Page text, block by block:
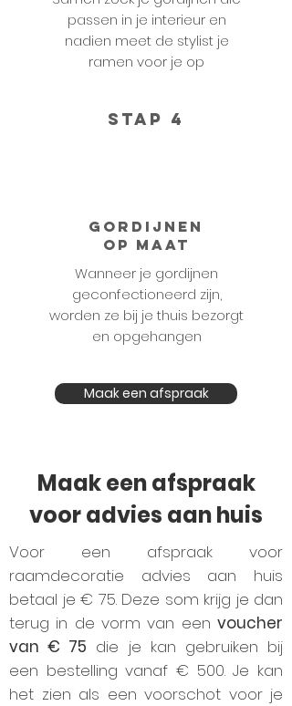
passen in je interieur en
nadien meet de stylist je
ramen voor je op
STAP 4
Gordijnen
op maat
Wanneer je gordijnen
geconfectioneerd zijn,
worden ze bij je thuis bezorgt
en opgehangen
Maak een afspraak
Maak een afspraak
voor advies aan huis
Voor een afspraak voor
raamdecoratie advies aan huis
betaal je € 75. Deze som krijg je dan
terug in de vorm van een voucher
van € 75 die je kan gebruiken bij
een bestelling vanaf € 500. Je kan
het zien als een voorschot voor je